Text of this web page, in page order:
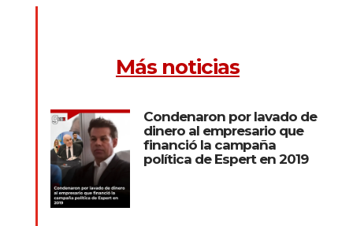
Más noticias
Condenaron por lavado de
dinero al empresario que
financió la campaña
política de Espert en 2019